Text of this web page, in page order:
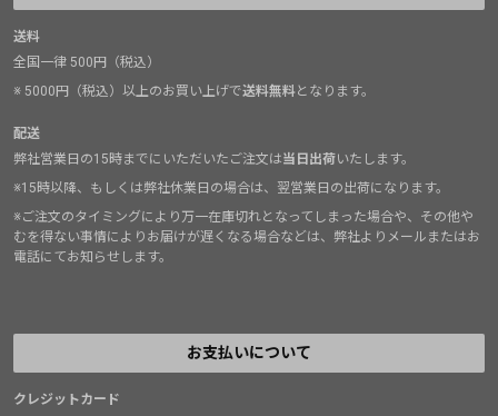
送料
全国一律 500円（税込）
※ 5000円（税込）以上のお買い上げで送料無料となります。
配送
弊社営業日の15時までにいただいたご注文は当日出荷いたします。
※15時以降、もしくは弊社休業日の場合は、翌営業日の出荷になります。
※ご注文のタイミングにより万一在庫切れとなってしまった場合や、その他や
むを得ない事情によりお届けが遅くなる場合などは、弊社よりメールまたはお
電話にてお知らせします。
お支払いについて
クレジットカード